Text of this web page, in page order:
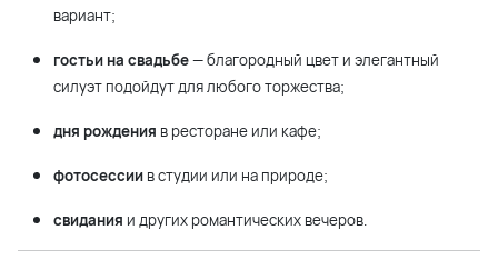
вариант;
гостьи на свадьбе— благородный цвет и элегантный
силуэт подойдут для любого торжества;
дня рождения в ресторане или кафе;
фотосессии в студии или на природе;
свидания и других романтических вечеров.